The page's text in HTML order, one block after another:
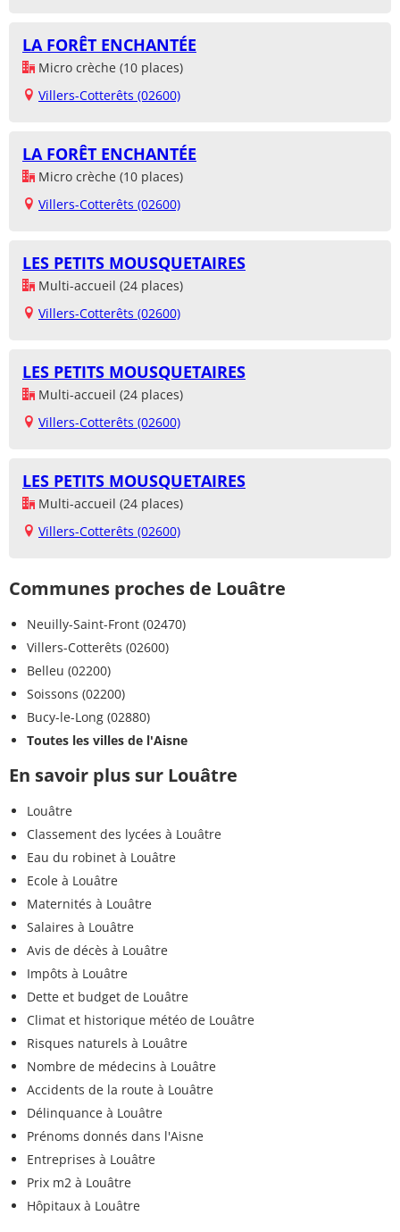
LA FORÊT ENCHANTÉE
Micro crèche (10 places)
Villers-Cotterêts (02600)
LA FORÊT ENCHANTÉE
Micro crèche (10 places)
Villers-Cotterêts (02600)
LES PETITS MOUSQUETAIRES
Multi-accueil (24 places)
Villers-Cotterêts (02600)
LES PETITS MOUSQUETAIRES
Multi-accueil (24 places)
Villers-Cotterêts (02600)
LES PETITS MOUSQUETAIRES
Multi-accueil (24 places)
Villers-Cotterêts (02600)
Communes proches de Louâtre
Neuilly-Saint-Front (02470)
Villers-Cotterêts (02600)
Belleu (02200)
Soissons (02200)
Bucy-le-Long (02880)
Toutes les villes de l'Aisne
En savoir plus sur Louâtre
Louâtre
Classement des lycées à Louâtre
Eau du robinet à Louâtre
Ecole à Louâtre
Maternités à Louâtre
Salaires à Louâtre
Avis de décès à Louâtre
Impôts à Louâtre
Dette et budget de Louâtre
Climat et historique météo de Louâtre
Risques naturels à Louâtre
Nombre de médecins à Louâtre
Accidents de la route à Louâtre
Délinquance à Louâtre
Prénoms donnés dans l'Aisne
Entreprises à Louâtre
Prix m2 à Louâtre
Hôpitaux à Louâtre